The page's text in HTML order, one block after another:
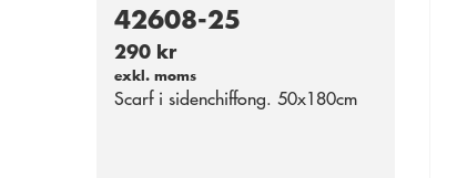
42608-25
290 kr
exkl. moms
Scarf i sidenchiffong. 50x180cm